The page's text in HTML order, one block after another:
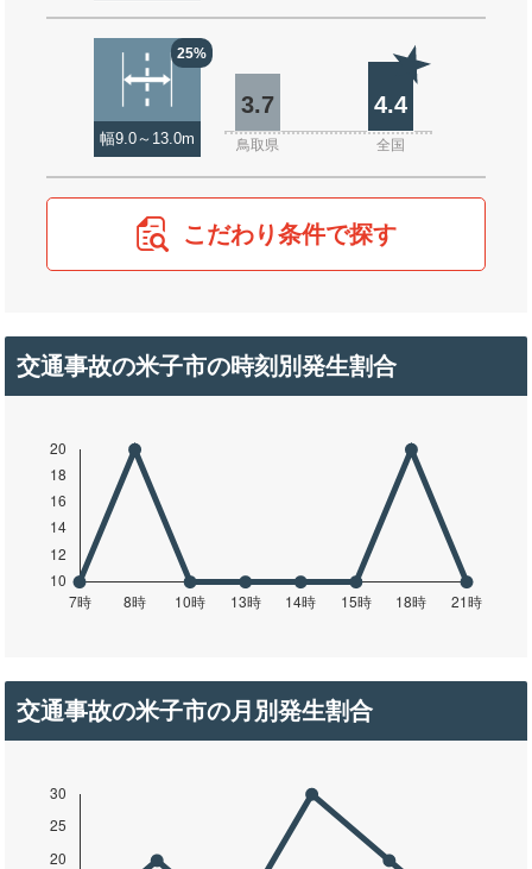
25%
幅9.0～13.0m
3.7 4.4
鳥取県 全国
こだわり条件で探す
交通事故の米子市の時刻別発生割合
交通事故の米子市の月別発生割合